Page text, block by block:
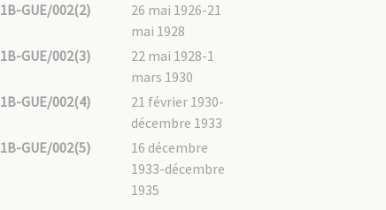
1B-GUE/002(2)
26 mai 1926-21
mai 1928
1B-GUE/002(3)
22 mai 1928-1
mars 1930
1B-GUE/002(4)
21 février 1930-
décembre 1933
1B-GUE/002(5)
16 décembre
1933-décembre
1935